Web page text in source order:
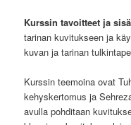
Kurssin tavoitteet ja
tarinan kuvitukseen ja
kuvan ja tarinan
Kurssin teemoina ovat
kehyskertomus ja
avulla pohditaan